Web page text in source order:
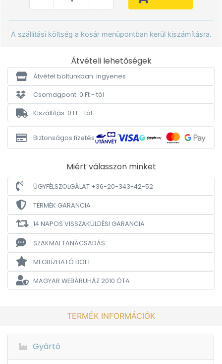
A szállítási költség a kosár menüpontban kerül kiszámításra.
Átvételi lehetőségek
Átvétel boltunkban: ingyenes
Csomagpont: 0 Ft - tól
Kiszállítás: 0 Ft - tól
Biztonságos fizetés
Miért válasszon minket
ÜGYFÉLSZOLGÁLAT +36-20-343-42-52
TERMÉK GARANCIA
14 NAPOS VISSZAKÜLDÉSI GARANCIA
SZAKMAI TANÁCSADÁS
MEGBÍZHATÓ BOLT
MAGYAR WEBÁRUHÁZ2010 ÓTA
TERMÉK INFORMÁCIÓK
Gyártó